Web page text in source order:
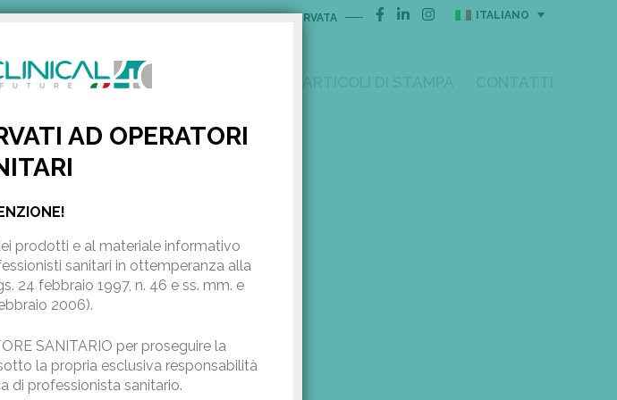
AD OPERATORI
prodotti e al materiale informativo
sanitari in ottemperanza alla
24 febbraio 1997, n. 46 e ss. mm. e
2006).
SANITARIO per proseguire la
la propria esclusiva responsabilità
di professionista sanitario.
AREA RISERVATA ITALIANO
PRODOTTI PUBBLICAZIONI